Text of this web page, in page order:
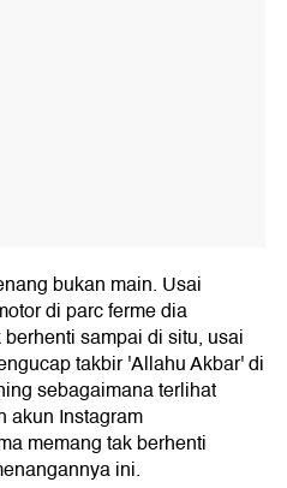
bukan main. Usai
di parc ferme dia
sampai di situ, usai
takbir 'Allahu Akbar' di
sebagaimana terlihat
akun Instagram
memang tak berhenti
ini.